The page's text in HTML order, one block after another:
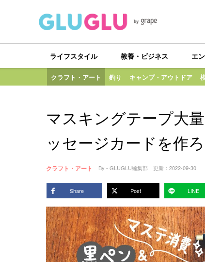
ライフスタイル 教養・ビジネス エ
クラフト・アート 釣り キャンプ・アウトドア
マスキングテープ大
ッセージカードを作
クラフト・アート By - GLUGLU編集部 更新： 2022-09-30
Share Post LINE